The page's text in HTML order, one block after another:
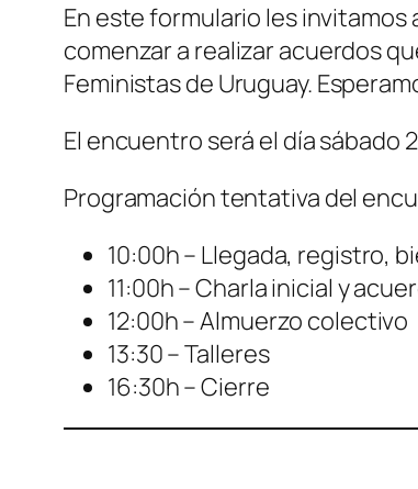
En este formulario les invitamos
comenzar a realizar acuerdos
Feministas de Uruguay.
El encuentro será el día sábado
Programación tentativa del
10:00h – Llegada, registro,
11:00h – Charla inicial y
12:00h – Almuerzo colectivo
13:30 – Talleres
16:30h – Cierre